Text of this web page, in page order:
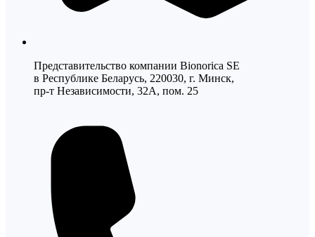
Представительство компании Bionorica SE
в Республике Беларусь, 220030, г. Минск,
пр-т Независимости, 32А, пом. 25